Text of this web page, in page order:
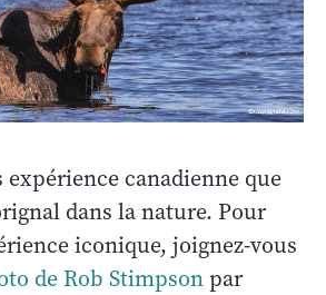
expérience canadienne que
dans la nature. Pour
iconique, joignez-vous
de Rob Stimpsonpar